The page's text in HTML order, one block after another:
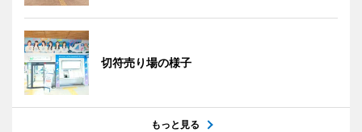
切符売り場の様子
もっと見る